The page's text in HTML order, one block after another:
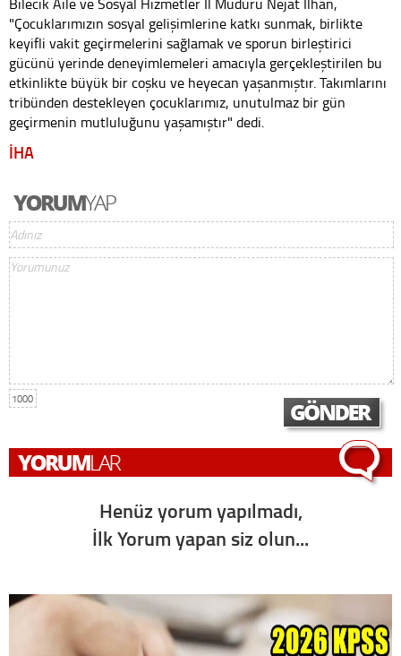
"Çocuklarımızın sosyal gelişimlerine katkı sunmak, birlikte
keyifli vakit geçirmelerini sağlamak ve sporun birleştirici
gücünü yerinde deneyimlemeleri amacıyla gerçekleştirilen bu
etkinlikte büyük bir coşku ve heyecan yaşanmıştır. Takımlarını
tribünden destekleyen çocuklarımız, unutulmaz bir gün
geçirmenin mutluluğunu yaşamıştır" dedi.
İHA
1000
Henüz yorum yapılmadı,
İlk Yorum yapan siz olun...